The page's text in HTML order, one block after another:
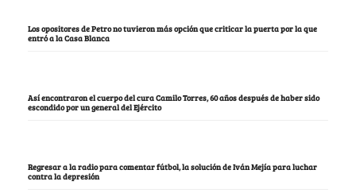
Los opositores de Petro no tuvieron más opción que criticar la puerta por la que
entró a la Casa Blanca
Así encontraron el cuerpo del cura Camilo Torres, 60 años después de haber sido
escondido por un general del Ejército
Regresar a la radio para comentar fútbol, la solución de Iván Mejía para luchar
contra la depresión